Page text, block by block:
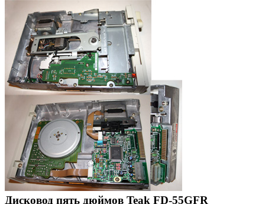
Дисковод пять дюймов Teak FD-55GFR